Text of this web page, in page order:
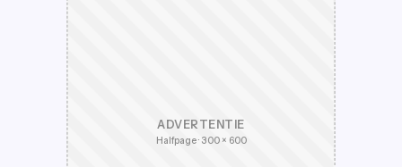
ADVERTENTIE
Halfpage · 300 × 600